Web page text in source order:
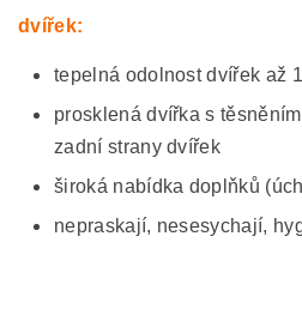
dvířek:
tepelná odolnost dvířek až
prosklená dvířka s
zadní strany dvířek
široká nabídka doplňků
nepraskají, nesesychají,